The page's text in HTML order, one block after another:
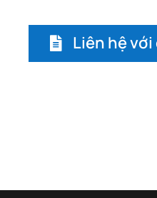
Liên hệ